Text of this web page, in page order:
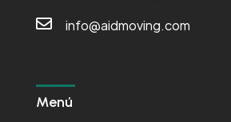

info@aidmoving.com
Menú